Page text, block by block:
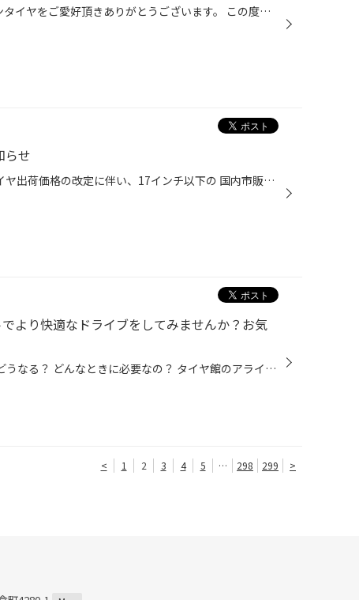
いつもタイヤ館またブリヂストンタイヤをご愛好頂きありがとうございます。 この度ブリヂストンタイヤの価格改定が決定いたしました。 価格改定日 2026年9月1日～
らせ
9/1(火)より、ブリヂストンのタイヤ出荷価格の改定に伴い、17インチ以下の 国内市販用タイヤ(夏/冬)の価格改定を実施させていただきます。 ※価格改定前の価格での対応については、8/31(月)までの作業実施が対象となっております。 ※商品によって改定率等が異なります。価格改定についてはこちらをご...
より快適なドライブをしてみませんか？お気
アライメントとは？ 調整するとどうなる？ どんなときに必要なの？ タイヤ館のアライメントとは？ ポイントは３つの角度 測定・調整の作業手順 冬のドライブにも有効 アライメントは「クルマの骨盤矯正」!? 日々の暮らしの中でより安全･安心に乗り続けるには、メンテナンス（整備）がとても大切です...
< 1 2 3 4 5 … 298 299 >